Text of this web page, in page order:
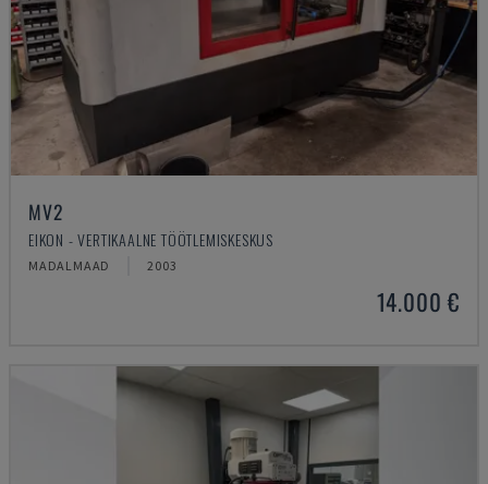
MV2
EIKON - VERTIKAALNE TÖÖTLEMISKESKUS
MADALMAAD 2003
14.000 €